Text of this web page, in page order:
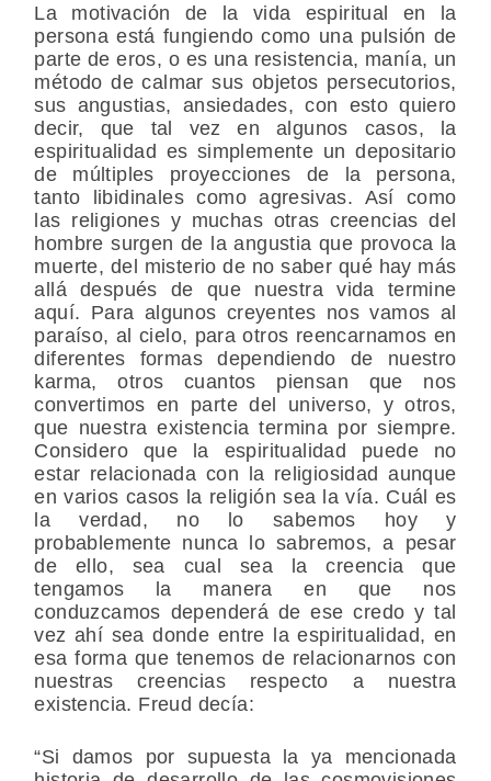
La motivación de la vida espiritual en la
persona está fungiendo como una pulsión de
parte de eros, o es una resistencia, manía, un
método de calmar sus objetos persecutorios,
sus angustias, ansiedades, con esto quiero
decir, que tal vez en algunos casos, la
espiritualidad es simplemente un depositario
de múltiples proyecciones de la persona,
tanto libidinales como agresivas. Así como
las religiones y muchas otras creencias del
hombre surgen de la angustia que provoca la
muerte, del misterio de no saber qué hay más
allá después de que nuestra vida termine
aquí. Para algunos creyentes nos vamos al
paraíso, al cielo, para otros reencarnamos en
diferentes formas dependiendo de nuestro
karma, otros cuantos piensan que nos
convertimos en parte del universo, y otros,
que nuestra existencia termina por siempre.
Considero que la espiritualidad puede no
estar relacionada con la religiosidad aunque
en varios casos la religión sea la vía. Cuál es
la verdad, no lo sabemos hoy y
probablemente nunca lo sabremos, a pesar
de ello, sea cual sea la creencia que
tengamos la manera en que nos
conduzcamos dependerá de ese credo y tal
vez ahí sea donde entre la espiritualidad, en
esa forma que tenemos de relacionarnos con
nuestras creencias respecto a nuestra
existencia. Freud decía:
“Si damos por supuesta la ya mencionada